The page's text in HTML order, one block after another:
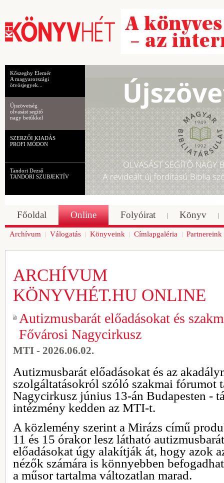
Kőszeghy Elemér
A magyarországi
ötvösjegyek...
Újszövetség
olvasást segítő
nagy betűkkel
SZERZŐI KIADÁS
PROFI MÓDON
Tandori Dezső
TANDORI SZUBJEKTÍV
Főoldal Online Folyóirat Könyv
Archívum Válogatás Könyveink Címlapgaléria Partnereink
ARCHÍVUM
KÖNYVHÉT.HU ONLINE
Autizmusbarát előadásokat és
Fővárosi Nagycirkusz
MTI - 2026.06.02.
Autizmusbarát előadásokat és az
szolgáltatásokról szóló szakmai fórumot
Nagycirkusz június 13-án Budapesten -
intézmény kedden az MTI-t.
A közlemény szerint a Mirázs című
11 és 15 órakor lesz látható
előadásokat úgy alakítják át, hogy azok
nézők számára is könnyebben
a műsor tartalma változatlan marad.